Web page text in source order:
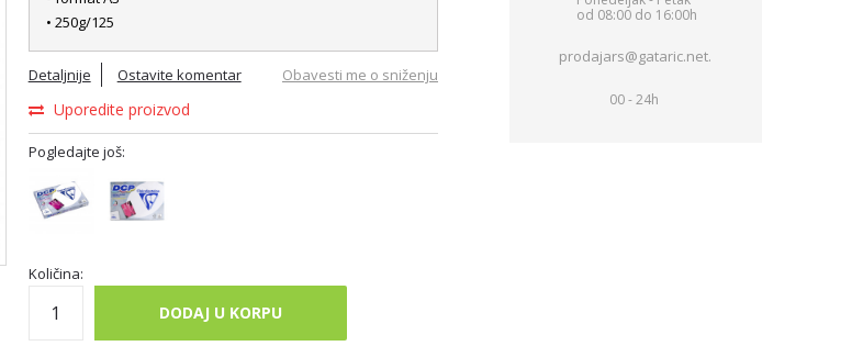
• 250g/125
Detaljnije Ostavite komentar
Uporedite proizvod
Obavesti me o sniženju
Pogledajte još:
Količina:
DODAJ U KORPU
od 08:00 do 16:00h
prodajars@gataric.net.
00 - 24h